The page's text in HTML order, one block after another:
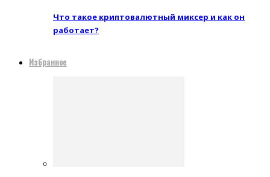
Что такое криптовалютный миксер и как он
работает?
Избранное